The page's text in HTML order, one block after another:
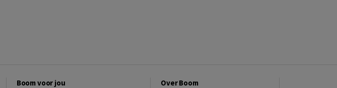
Boom voor jou Over Boom